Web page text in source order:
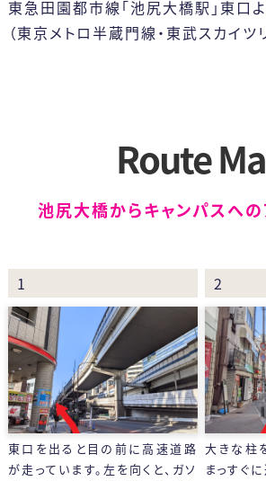
東急田園都市線「池尻大橋駅」東口
（東京メトロ半蔵門線・東武スカイツ
Route
池尻大橋からキャンパスへ
1
東口を出ると目の前に高速道路
が走っています。左を向くと、ガソ
2
大きな柱
まっすぐ